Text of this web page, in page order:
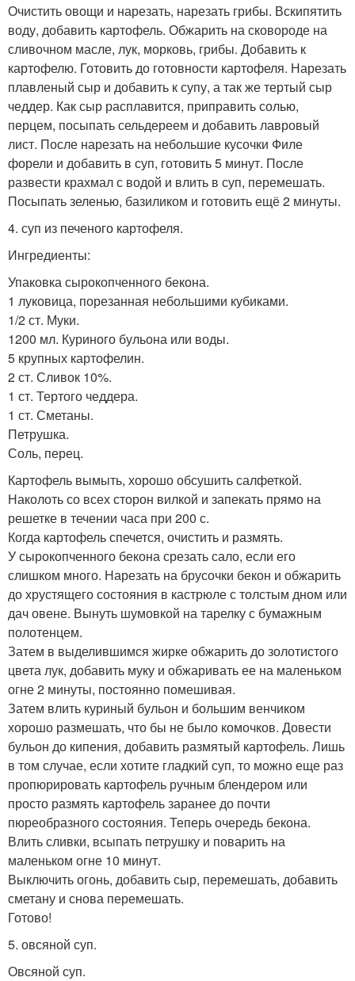
Очистить овощи и нарезать, нарезать грибы. Вскипятить
воду, добавить картофель. Обжарить на сковороде на
сливочном масле, лук, морковь, грибы. Добавить к
картофелю. Готовить до готовности картофеля. Нарезать
плавленый сыр и добавить к супу, а так же тертый сыр
чеддер. Как сыр расплавится, приправить солью,
перцем, посыпать сельдереем и добавить лавровый
лист. После нарезать на небольшие кусочки Филе
форели и добавить в суп, готовить 5 минут. После
развести крахмал с водой и влить в суп, перемешать.
Посыпать зеленью, базиликом и готовить ещё 2 минуты.
4. суп из печеного картофеля.
Ингредиенты:
Упаковка сырокопченного бекона.
1 луковица, порезанная небольшими кубиками.
1/2 ст. Муки.
1200 мл. Куриного бульона или воды.
5 крупных картофелин.
2 ст. Сливок 10%.
1 ст. Тертого чеддера.
1 ст. Сметаны.
Петрушка.
Соль, перец.
Картофель вымыть, хорошо обсушить салфеткой.
Наколоть со всех сторон вилкой и запекать прямо на
решетке в течении часа при 200 с.
Когда картофель спечется, очистить и размять.
У сырокопченного бекона срезать сало, если его
слишком много. Нарезать на брусочки бекон и обжарить
до хрустящего состояния в кастрюле с толстым дном или
дач овене. Вынуть шумовкой на тарелку с бумажным
полотенцем.
Затем в выделившимся жирке обжарить до золотистого
цвета лук, добавить муку и обжаривать ее на маленьком
огне 2 минуты, постоянно помешивая.
Затем влить куриный бульон и большим венчиком
хорошо размешать, что бы не было комочков. Довести
бульон до кипения, добавить размятый картофель. Лишь
в том случае, если хотите гладкий суп, то можно еще раз
пропюрировать картофель ручным блендером или
просто размять картофель заранее до почти
пюреобразного состояния. Теперь очередь бекона.
Влить сливки, всыпать петрушку и поварить на
маленьком огне 10 минут.
Выключить огонь, добавить сыр, перемешать, добавить
сметану и снова перемешать.
Готово!
5. овсяной суп.
Овсяной суп.